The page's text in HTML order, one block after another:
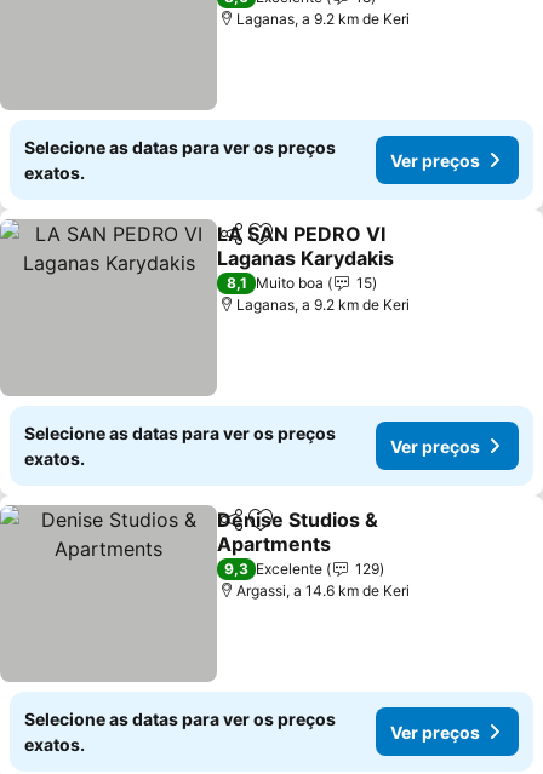
Laganas, a 9.2 km de Keri
Selecione as datas para ver os preços
exatos.
Ver preços
PartilharAdicionar aos favoritos
LA SAN PEDRO VI
Laganas Karydakis
8,1 Muito boa
15
Laganas, a 9.2 km de Keri
Selecione as datas para ver os preços
exatos.
Ver preços
PartilharAdicionar aos favoritos
Denise Studios &
Apartments
9,3 Excelente
129
Argassi, a 14.6 km de Keri
Selecione as datas para ver os preços
exatos.
Ver preços